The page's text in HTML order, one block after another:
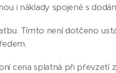
i náklady spojené s
Tímto není dotčeno
cena splatná při převzetí